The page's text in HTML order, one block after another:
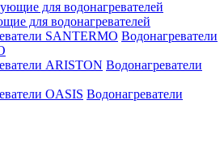
для водонагревателей
Водонагреватели
Водонагреватели
Водонагреватели